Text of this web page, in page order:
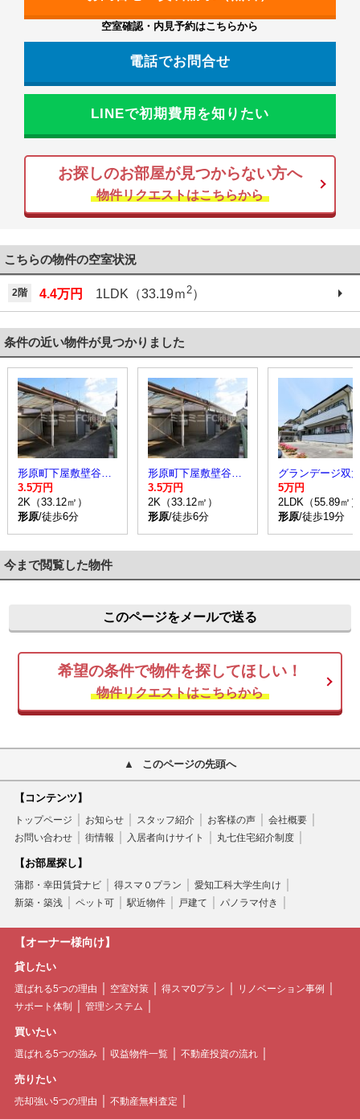
空室確認・内見予約はこちらから
電話でお問合せ
LINEで初期費用を知りたい
お探しのお部屋が見つからない方へ
物件リクエストはこちらから
こちらの物件の空室状況
2階 4.4万円 1LDK（33.19ｍ 2）
条件の近い物件が見つかりました
形原町下屋敷壁谷貸家
3.5万円
2K（33.12㎡）
形原/徒歩6分
形原町下屋敷壁谷貸家
3.5万円
2K（33.12㎡）
形原/徒歩6分
5万円
2LDK（55.89㎡）
形原/徒歩19分
今まで閲覧した物件
このページをメールで送る
希望の条件で物件を探してほしい！
物件リクエストはこちらから
このページの先頭へ
【コンテンツ】
トップページ お知らせ スタッフ紹介 お客様の声
会社概要
お問い合わせ
街情報 入居者向けサイト 丸七住宅紹介制度
【お部屋探し】
蒲郡・幸田賃貸ナビ 得スマ０プラン
愛知工科大学生向け
新築・築浅
ペット可 駅近物件 戸建て パノラマ付き
【オーナー様向け】
貸したい
選ばれる5つの理由 空室対策 得スマ0プラン
リノベーション事例
サポート体制
管理システム
買いたい
選ばれる5つの強み 収益物件一覧 不動産投資の流れ
売りたい
売却強い5つの理由 不動産無料査定